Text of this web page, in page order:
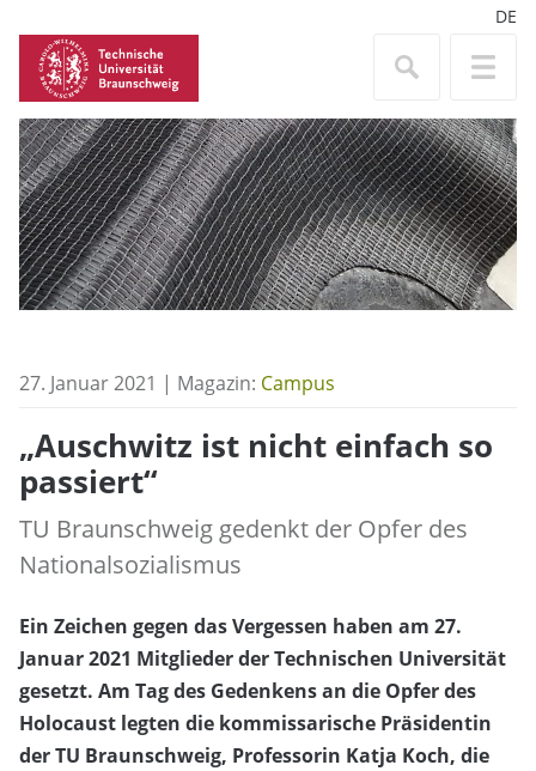
DE
27. Januar 2021 | Magazin: Campus
„Auschwitz ist nicht einfach so
passiert“
TU Braunschweig gedenkt der Opfer des
Nationalsozialismus
Ein Zeichen gegen das Vergessen haben am 27.
Januar 2021 Mitglieder der Technischen Universität
gesetzt. Am Tag des Gedenkens an die Opfer des
Holocaust legten die kommissarische Präsidentin
der TU Braunschweig, Professorin Katja Koch, die